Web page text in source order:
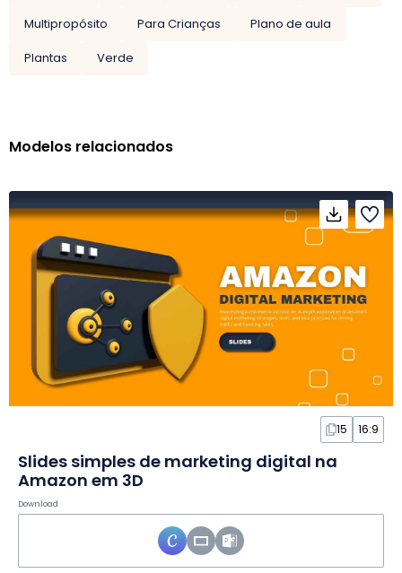
Multipropósito
Para Crianças
Plano de aula
Plantas
Verde
Modelos relacionados
15 16:9
Slides simples de marketing digital na
Amazon em 3D
Download